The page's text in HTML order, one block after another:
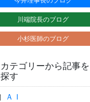
川端院長のブログ
小杉医師のブログ
カテゴリーから記事を
探す
ＡＩ